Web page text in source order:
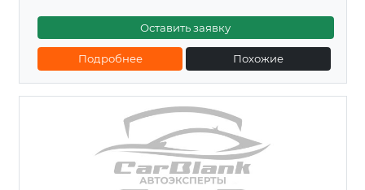
Оставить заявку
Подробнее Похожие